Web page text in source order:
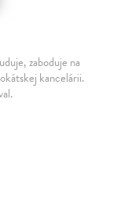
zaboduje na
kancelárii.